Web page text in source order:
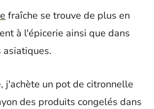
fraîche se trouve de plus en
à l'épicerie ainsi que dans
asiatiques.
j'achète un pot de citronnelle
des produits congelés dans